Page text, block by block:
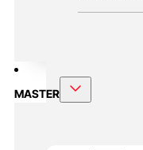
MASTER